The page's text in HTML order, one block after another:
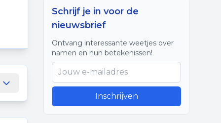
Schrijf je in voor de
nieuwsbrief
Ontvang interessante weetjes over
namen en hun betekenissen!
Inschrijven